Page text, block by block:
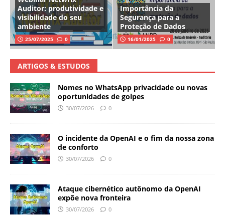
Auditor: produtividade e
visibilidade do seu
ambiente
25/07/2025 0
Importância da
Segurança para a
Proteção de Dados
16/01/2025 0
ARTIGOS & ESTUDOS
Nomes no WhatsApp privacidade ou novas
oportunidades de golpes
30/07/2026 0
O incidente da OpenAI e o fim da nossa zona
de conforto
30/07/2026 0
Ataque cibernético autônomo da OpenAI
expõe nova fronteira
30/07/2026 0